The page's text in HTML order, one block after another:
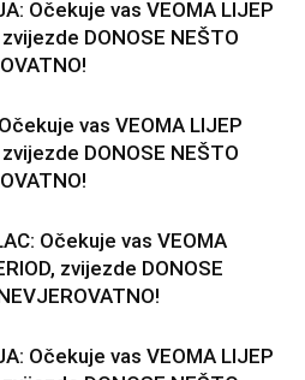
Očekuje vas VEOMA LIJEP
zvijezde DONOSE NEŠTO
vas VEOMA LIJEP
zvijezde DONOSE NEŠTO
Očekuje vas VEOMA
zvijezde DONOSE
Očekuje vas VEOMA LIJEP